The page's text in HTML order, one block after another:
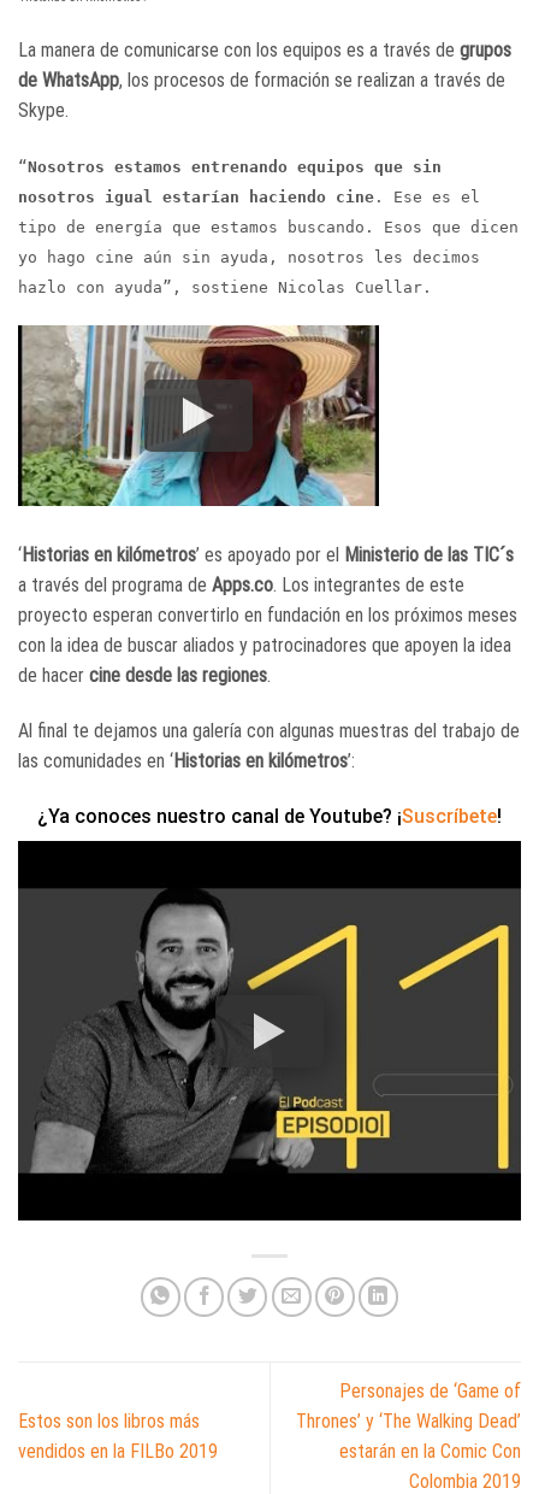
La manera de comunicarse con los equipos es a través de grupos
de WhatsApp, los procesos de formación se realizan a través de
Skype.
“Nosotros estamos entrenando equipos que sin
nosotros igual estarían haciendo cine . Ese es el
tipo de energía que estamos buscando. Esos que dicen
yo hago cine aún sin ayuda, nosotros les decimos
hazlo con ayuda”, sostiene Nicolas Cuellar.
‘Historias en kilómetros’ es apoyado por el Ministerio de las TIC´s
a través del programa de Apps.co. Los integrantes de este
proyecto esperan convertirlo en fundación en los próximos meses
con la idea de buscar aliados y patrocinadores que apoyen la idea
de hacer cine desde las regiones.
Al final te dejamos una galería con algunas muestras del trabajo de
las comunidades en ‘Historias en kilómetros’:
¿Ya conoces nuestro canal de Youtube? ¡Suscríbete!
Estos son los libros más
vendidos en la FILBo 2019
Personajes de ‘Game of
Thrones’ y ‘The Walking Dead’
estarán en la Comic Con
Colombia 2019